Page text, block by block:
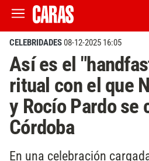
CELEBRIDADES08-12-2025 16:05
Así es el
ritual con el que
y Rocío Pardo se
Córdoba
En una celebración